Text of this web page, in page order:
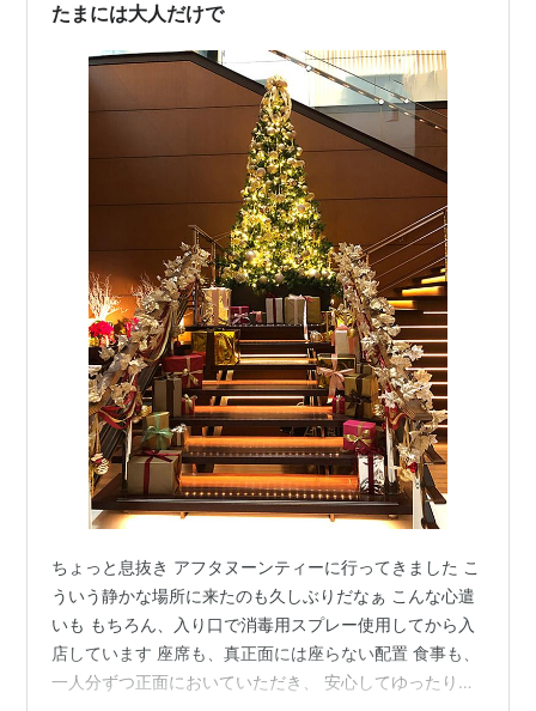
たまには大人だけで
ちょっと息抜き アフタヌーンティーに行ってきました こ
ういう静かな場所に来たのも久しぶりだなぁ こんな心遣
いも もちろん、入り口で消毒用スプレー使用してから入
店しています 座席も、真正面には座らない配置 食事も、
一人分ずつ正面においていただき、 安心してゆったり過